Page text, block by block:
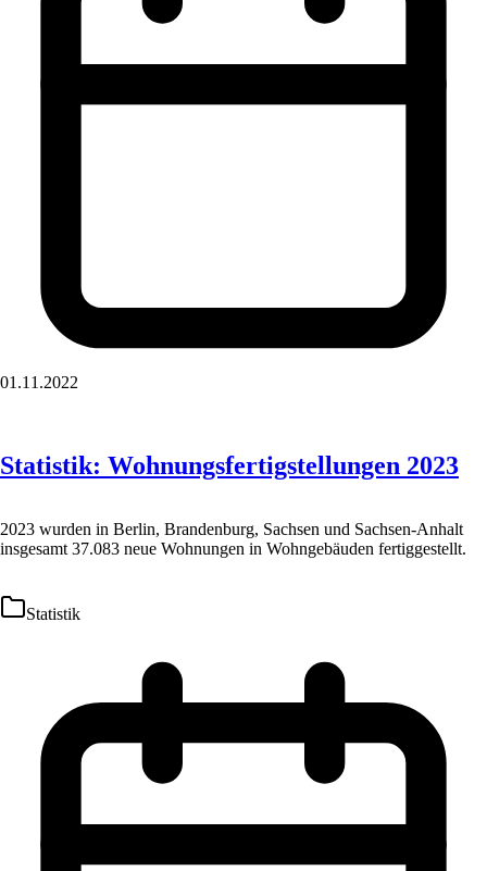
01.11.2022
Statistik: Wohnungsfertigstellungen 2023
2023 wurden in Berlin, Brandenburg, Sachsen und Sachsen-Anhalt
insgesamt 37.083 neue Wohnungen in Wohngebäuden fertiggestellt.
Statistik